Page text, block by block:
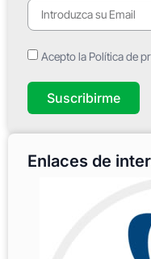
Acepto la Política de
Suscribirme
Enlaces de